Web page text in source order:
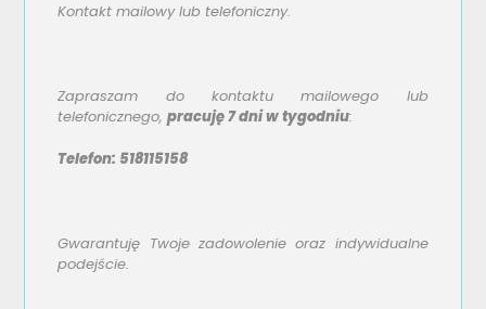
Kontakt mailowy lub telefoniczny.
Zapraszam do kontaktu mailowego lub
telefonicznego,pracuję 7 dni w tygodniu:
Telefon: 518115158
Gwarantuję Twoje zadowolenie oraz indywidualne
podejście.